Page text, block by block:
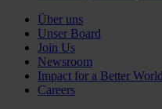
Über uns
Unser Board
Join Us
Newsroom
Impact for a Better World
Careers